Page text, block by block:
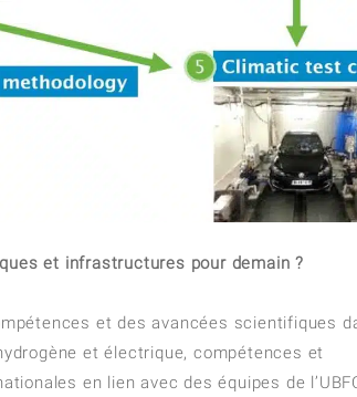
et infrastructures pour demain ?
et des avancées scientifiques
et électrique, compétences et
en lien avec des équipes de